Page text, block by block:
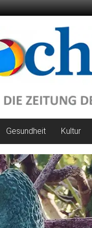
Gesundheit Kultur